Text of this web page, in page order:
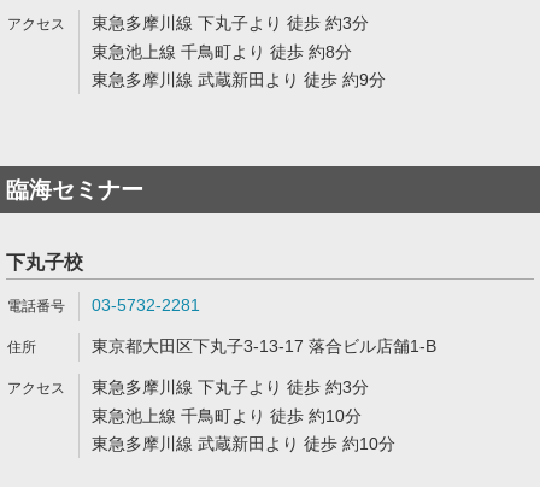
東急多摩川線 下丸子より 徒歩 約3分
東急池上線 千鳥町より 徒歩 約8分
東急多摩川線 武蔵新田より 徒歩 約9分
臨海セミナー
下丸子校
03-5732-2281
東京都大田区下丸子3-13-17 落合ビル店舗1-B
東急多摩川線 下丸子より 徒歩 約3分
東急池上線 千鳥町より 徒歩 約10分
東急多摩川線 武蔵新田より 徒歩 約10分